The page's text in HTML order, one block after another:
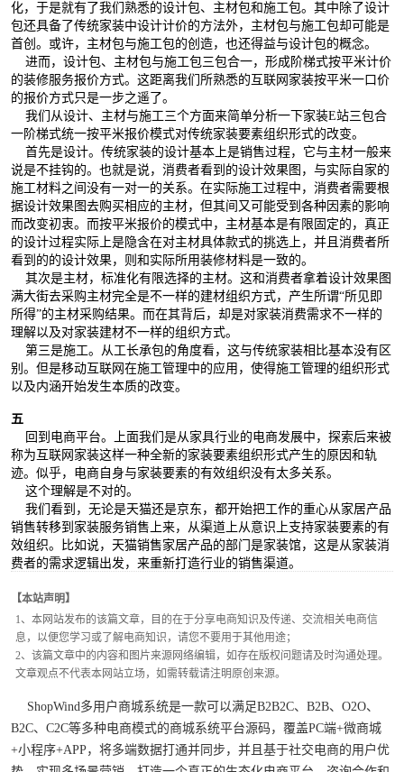
化，于是就有了我们熟悉的设计包、主材包和施工包。其中除了设计
包还具备了传统家装中设计计价的方法外，主材包与施工包却可能是
首创。或许，主材包与施工包的创造，也还得益与设计包的概念。
进而，设计包、主材包与施工包三包合一，形成阶梯式按平米计价
的装修服务报价方式。这距离我们所熟悉的互联网家装按平米一口价
的报价方式只是一步之遥了。
我们从设计、主材与施工三个方面来简单分析一下家装E站三包合
一阶梯式统一按平米报价模式对传统家装要素组织形式的改变。
首先是设计。传统家装的设计基本上是销售过程，它与主材一般来
说是不挂钩的。也就是说，消费者看到的设计效果图，与实际自家的
施工材料之间没有一对一的关系。在实际施工过程中，消费者需要根
据设计效果图去购买相应的主材，但其间又可能受到各种因素的影响
而改变初衷。而按平米报价的模式中，主材基本是有限固定的，真正
的设计过程实际上是隐含在对主材具体款式的挑选上，并且消费者所
看到的的设计效果，则和实际所用装修材料是一致的。
其次是主材，标准化有限选择的主材。这和消费者拿着设计效果图
满大街去采购主材完全是不一样的建材组织方式，产生所谓“所见即
所得”的主材采购结果。而在其背后，却是对家装消费需求不一样的
理解以及对家装建材不一样的组织方式。
第三是施工。从工长承包的角度看，这与传统家装相比基本没有区
别。但是移动互联网在施工管理中的应用，使得施工管理的组织形式
以及内涵开始发生本质的改变。
五
回到电商平台。上面我们是从家具行业的电商发展中，探索后来被
称为互联网家装这样一种全新的家装要素组织形式产生的原因和轨
迹。似乎，电商自身与家装要素的有效组织没有太多关系。
这个理解是不对的。
我们看到，无论是天猫还是京东，都开始把工作的重心从家居产品
销售转移到家装服务销售上来，从渠道上从意识上支持家装要素的有
效组织。比如说，天猫销售家居产品的部门是家装馆，这是从家装消
费者的需求逻辑出发，来重新打造行业的销售渠道。
【本站声明】
1、本网站发布的该篇文章，目的在于分享电商知识及传递、交流相关电商信
息，以便您学习或了解电商知识，请您不要用于其他用途；
2、该篇文章中的内容和图片来源网络编辑，如存在版权问题请及时沟通处理。
文章观点不代表本网站立场，如需转载请注明原创来源。
ShopWind多用户商城系统是一款可以满足B2B2C、B2B、O2O、
B2C、C2C等多种电商模式的商城系统平台源码，覆盖PC端+微商城
+小程序+APP，将多端数据打通并同步，并且基于社交电商的用户优